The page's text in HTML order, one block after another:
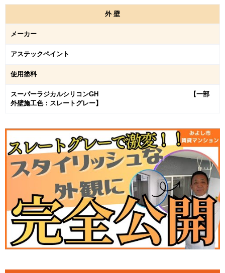
外 壁
メーカー
アステックペイント
使用塗料
スーパーラジカルシリコンGH 【一部
外壁施工色：スレートグレー】